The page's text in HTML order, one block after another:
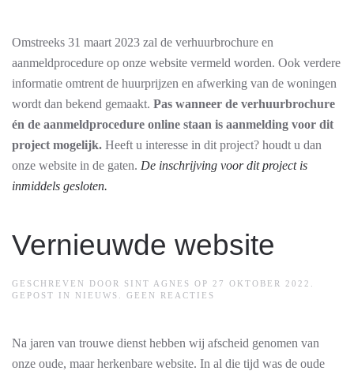
Omstreeks 31 maart 2023 zal de verhuurbrochure en
aanmeldprocedure op onze website vermeld worden. Ook verdere
informatie omtrent de huurprijzen en afwerking van de woningen
wordt dan bekend gemaakt. Pas wanneer de verhuurbrochure
én de aanmeldprocedure online staan is aanmelding voor dit
project mogelijk. Heeft u interesse in dit project? houdt u dan
onze website in de gaten. De inschrijving voor dit project is
inmiddels gesloten.
Vernieuwde website
GESCHREVEN DOOR SINT AGNES OP 27 OKTOBER 2022
GEPOST IN NIEUWS GEEN REACTIES
Na jaren van trouwe dienst hebben wij afscheid genomen van
onze oude, maar herkenbare website. In al die tijd was de oude